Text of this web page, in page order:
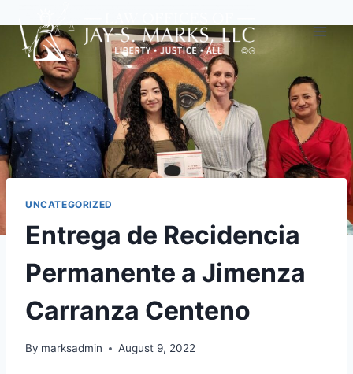
UNCATEGORIZED
Entrega de Recidencia
Permanente a Jimenza
Carranza Centeno
By marksadmin August 9, 2022